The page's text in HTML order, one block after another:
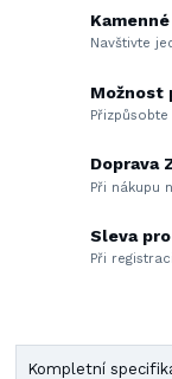
Navštivte
Možnost
Doprava
Při nákupu
Sleva
Při
Kompletní